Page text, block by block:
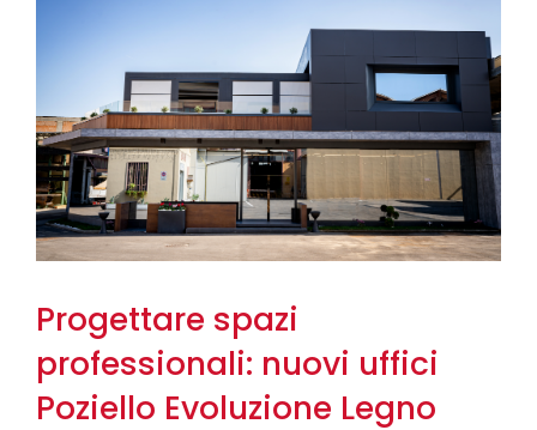
Progettare spazi
professionali: nuovi uffici
Poziello Evoluzione Legno